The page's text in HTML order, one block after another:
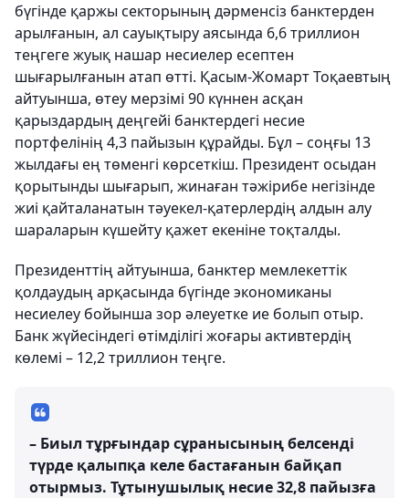
бүгінде қаржы секторының дәрменсіз банктерден
арылғанын, ал сауықтыру аясында 6,6 триллион
теңгеге жуық нашар несиелер есептен
шығарылғанын атап өтті. Қасым-Жомарт Тоқаевтың
айтуынша, өтеу мерзімі 90 күннен асқан
қарыздардың деңгейі банктердегі несие
портфелінің 4,3 пайызын құрайды. Бұл – соңғы 13
жылдағы ең төменгі көрсеткіш. Президент осыдан
қорытынды шығарып, жинаған тәжірибе негізінде
жиі қайталанатын тәуекел-қатерлердің алдын алу
шараларын күшейту қажет екеніне тоқталды.
Президенттің айтуынша, банктер мемлекеттік
қолдаудың арқасында бүгінде экономиканы
несиелеу бойынша зор әлеуетке ие болып отыр.
Банк жүйесіндегі өтімділігі жоғары активтердің
көлемі – 12,2 триллион теңге.
– Биыл тұрғындар сұранысының белсенді
түрде қалыпқа келе бастағанын байқап
отырмыз. Тұтынушылық несие 32,8 пайызға